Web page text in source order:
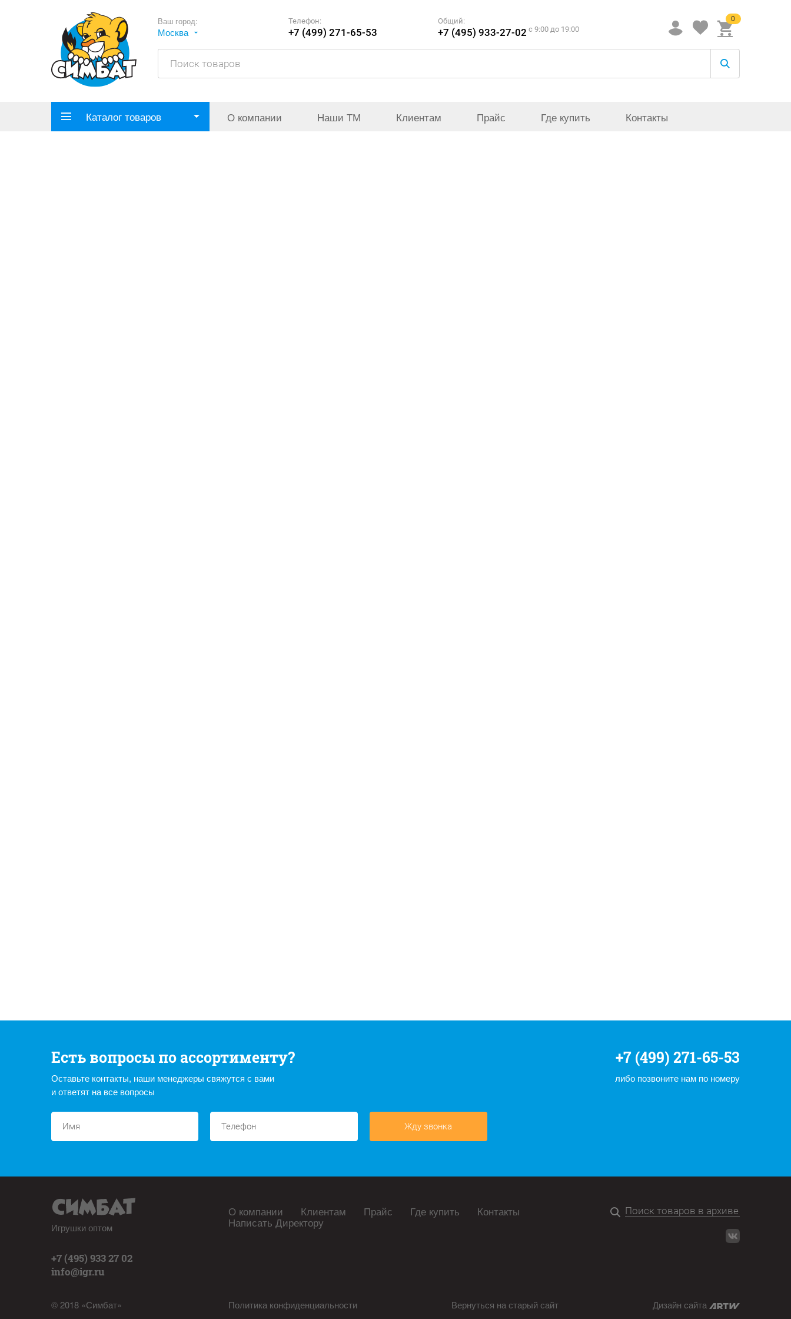
Ваш город:
Москва
Телефон:
+7 (499) 271-65-53
Общий:
+7 (495) 933-27-02 c 9:00 до 19:00
0
Каталог товаров О компании Наши ТМ Клиентам Прайс Где купить Контакты
Есть вопросы по ассортименту?
Оставьте контакты, наши менеджеры свяжутся с вами
и ответят на все вопросы
+7 (499) 271-65-53
либо позвоните нам по номеру
Жду звонка
Игрушки оптом
+7 (495) 933 27 02
info@igr.ru
© 2018 «Симбат»
О компании Клиентам Прайс Где купить Контакты
Написать Директору
Политика конфиденциальности Вернуться на старый сайт Дизайн сайта